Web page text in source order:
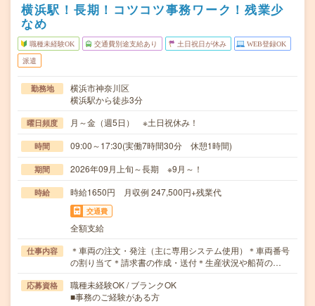
横浜駅！長期！コツコツ事務ワーク！残業少
なめ
職種未経験OK 交通費別途支給あり 土日祝日が休み WEB登録OK
派遣
勤務地
横浜市神奈川区
横浜駅から徒歩3分
曜日頻度 月～金（週5日） ※土日祝休み！
時間 09:00～17:30(実働7時間30分 休憩1時間)
期間 2026年09月上旬～長期 ※9月～！
時給 時給1650円 月収例 247,500円+残業代
交通費
全額支給
仕事内容
＊車両の注文・発注（主に専用システム使用）＊車両番号
の割り当て＊請求書の作成・送付＊生産状況や船荷の…
応募資格
職種未経験OK / ブランクOK
■事務のご経験がある方